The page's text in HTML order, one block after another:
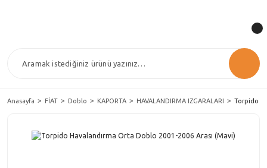
Anasayfa FİAT Doblo KAPORTA HAVALANDIRMA IZGARALARI Torpido